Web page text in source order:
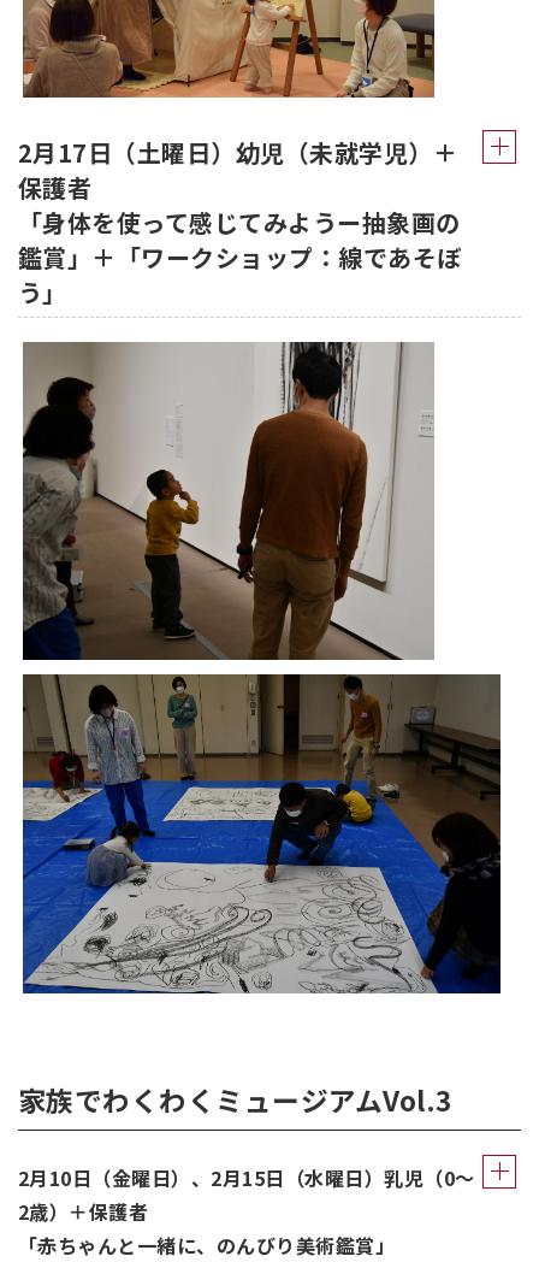
2月17日（土曜日）幼児（未就学児）＋
保護者
「身体を使って感じてみようー抽象画の
鑑賞」＋「ワークショップ：線であそぼ
う」
家族でわくわくミュージアムVol.3
2月10日（金曜日）、2月15日（水曜日）乳児（0～
2歳）＋保護者
「赤ちゃんと一緒に、のんびり美術鑑賞」